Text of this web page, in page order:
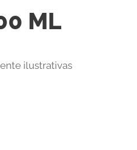
ML
ilustrativas